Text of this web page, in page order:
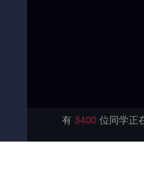
有 3400 位同学正